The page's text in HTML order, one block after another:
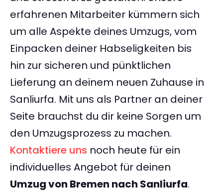
erfahrenen Mitarbeiter kümmern sich
um alle Aspekte deines Umzugs, vom
Einpacken deiner Habseligkeiten bis
hin zur sicheren und pünktlichen
Lieferung an deinem neuen Zuhause in
Sanliurfa. Mit uns als Partner an deiner
Seite brauchst du dir keine Sorgen um
den Umzugsprozess zu machen.
Kontaktiere uns noch heute für ein
individuelles Angebot für deinen
Umzug von Bremen nach Sanliurfa.